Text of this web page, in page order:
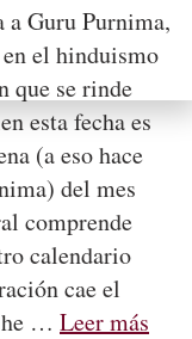
a Guru Purnima,
el hinduismo
que se rinde
esta fecha es
(a eso hace
del mes
comprende
calendario
cae el
he … Leer más